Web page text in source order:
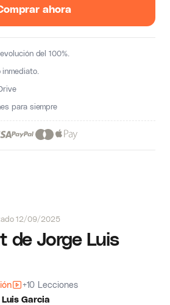
12/09/2025
de Jorge Luis
+10 Lecciones
Garcia
ahora
del 100%.
para siempre